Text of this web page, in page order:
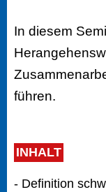
In diesem
führen.
INHALT
- Definition